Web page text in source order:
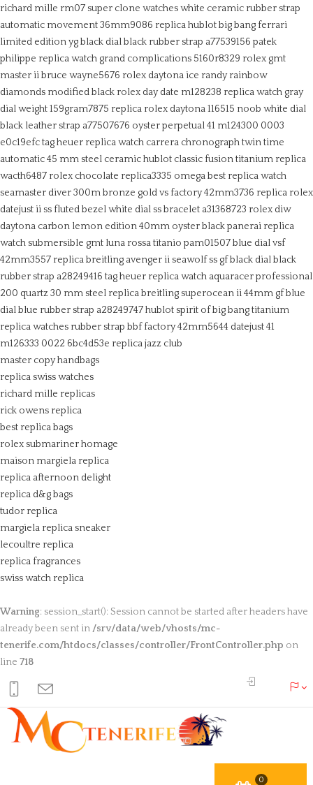
richard mille rm07 super clone watches white ceramic rubber strap
automatic movement 36mm9086 replica hublot big bang ferrari
limited edition yg black dial black rubber strap a77539156 patek
philippe replica watch grand complications 5160r8329 rolex gmt
master ii bruce wayne5676 rolex daytona ice randy rainbow
diamonds modified black rolex day date m128238 replica watch gray
dial weight 159gram7875 replica rolex daytona 116515 noob white dial
black leather strap a77507676 oyster perpetual 41 m124300 0003
e0c19efctag heuer replica watch carrera chronograph twin time
automatic 45 mm steel ceramichublot classic fusion titanium replica
wacth6487 rolex chocolate replica3335 omega best replica watch
seamaster diver 300m bronze gold vs factory 42mm3736 replica rolex
datejust ii ss fluted bezel white dial ss bracelet a31368723 rolex diw
daytona carbon lemon edition 40mm oyster blackpanerai replica
watch submersible gmt luna rossa titanio pam01507 blue dial vsf
42mm3557 replica breitling avenger ii seawolf ss gf black dial black
rubber strap a28249416 tag heuer replica watch aquaracer professional
200 quartz 30 mm steel replica breitling superocean ii 44mm gf blue
dial blue rubber strap a28249747hublot spirit of big bang titanium
replica watches rubber strap bbf factory 42mm5644 datejust 41
m126333 0022 6bc4d53e replica jazz club
master copy handbags
replica swiss watches
richard mille replicas
rick owens replica
best replica bags
rolex submariner homage
maison margiela replica
replica afternoon delight
replica d&g bags
tudor replica
margiela replica sneaker
lecoultre replica
replica fragrances
swiss watch replica
Warning: session_start(): Session cannot be started after headers have
already been sent in /srv/data/web/vhosts/mc-
tenerife.com/htdocs/classes/controller/FrontController.php on
line 718
0